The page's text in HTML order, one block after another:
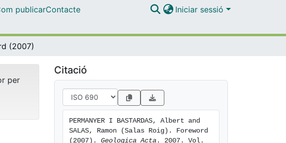
publicarContacte Iniciar sessió
(2007)
per
Citació
PERMANYER I BASTARDAS, Albert and
SALAS, Ramon (Salas Roig). Foreword
(2007). Geologica Acta . 2007. Vol.